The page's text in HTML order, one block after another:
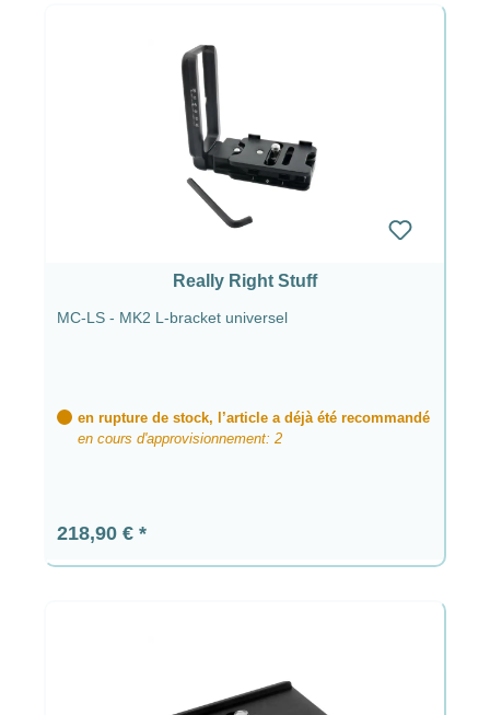
Really Right Stuff
MC-LS - MK2 L-bracket universel
en rupture de stock, l’article a déjà été recommandé
en cours d'approvisionnement: 2
Prix régulier :
218,90 €